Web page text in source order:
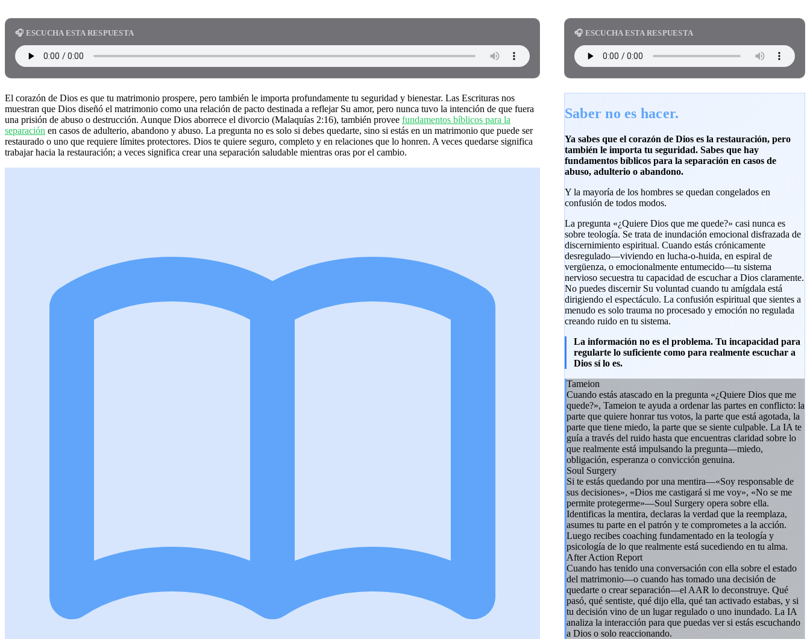
🎧 ESCUCHA ESTA RESPUESTA
El corazón de Dios es que tu matrimonio prospere, pero también le importa profundamente tu seguridad y bienestar. Las Escrituras nos
muestran que Dios diseñó el matrimonio como una relación de pacto destinada a reflejar Su amor, pero nunca tuvo la intención de que fuera
una prisión de abuso o destrucción. Aunque Dios aborrece el divorcio (Malaquías 2:16), también provee fundamentos bíblicos para la
separación en casos de adulterio, abandono y abuso. La pregunta no es solo si debes quedarte, sino si estás en un matrimonio que puede ser
restaurado o uno que requiere límites protectores. Dios te quiere seguro, completo y en relaciones que lo honren. A veces quedarse significa
trabajar hacia la restauración; a veces significa crear una separación saludable mientras oras por el cambio.
🎧 ESCUCHA ESTA RESPUESTA
Saber no es hacer.
Ya sabes que el corazón de Dios es la restauración, pero
también le importa tu seguridad. Sabes que hay
fundamentos bíblicos para la separación en casos de
abuso, adulterio o abandono.
Y la mayoría de los hombres se quedan congelados en
confusión de todos modos.
La pregunta «¿Quiere Dios que me quede?» casi nunca es
sobre teología. Se trata de inundación emocional disfrazada de
discernimiento espiritual. Cuando estás crónicamente
desregulado—viviendo en lucha-o-huida, en espiral de
vergüenza, o emocionalmente entumecido—tu sistema
nervioso secuestra tu capacidad de escuchar a Dios claramente.
No puedes discernir Su voluntad cuando tu amígdala está
dirigiendo el espectáculo. La confusión espiritual que sientes a
menudo es solo trauma no procesado y emoción no regulada
creando ruido en tu sistema.
La información no es el problema. Tu incapacidad para
regularte lo suficiente como para realmente escuchar a
Dios sí lo es.
Tameion
Cuando estás atascado en la pregunta «¿Quiere Dios que me
quede?», Tameion te ayuda a ordenar las partes en conflicto: la
parte que quiere honrar tus votos, la parte que está agotada, la
parte que tiene miedo, la parte que se siente culpable. La IA te
guía a través del ruido hasta que encuentras claridad sobre lo
que realmente está impulsando la pregunta—miedo,
obligación, esperanza o convicción genuina.
Soul Surgery
Si te estás quedando por una mentira—«Soy responsable de
sus decisiones», «Dios me castigará si me voy», «No se me
permite protegerme»—Soul Surgery opera sobre ella.
Identificas la mentira, declaras la verdad que la reemplaza,
asumes tu parte en el patrón y te comprometes a la acción.
Luego recibes coaching fundamentado en la teología y
psicología de lo que realmente está sucediendo en tu alma.
After Action Report
Cuando has tenido una conversación con ella sobre el estado
del matrimonio—o cuando has tomado una decisión de
quedarte o crear separación—el AAR lo deconstruye. Qué
pasó, qué sentiste, qué dijo ella, qué tan activado estabas, y si
tu decisión vino de un lugar regulado o uno inundado. La IA
analiza la interacción para que puedas ver si estás escuchando
a Dios o solo reaccionando.